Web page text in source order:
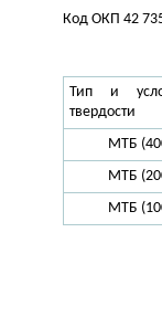
Код ОКП 42
Тип и
твердости
МТБ
МТБ
МТБ